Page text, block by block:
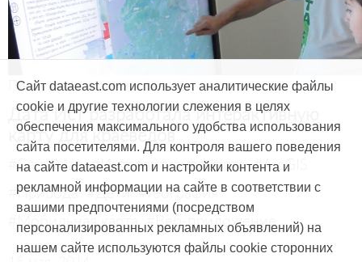
Продукты и услуги
Дата Ист разработала интерактивную
карту для краеведов
#CarryMap #Интерактивная карта #ArcGIS
#Природа #Дети #География
#Мобильная карта #Веб-приложение
Сайт dataeast.com использует аналитические файлы
cookie и другие технологии слежения в целях
обеспечения максимального удобства использования
сайта посетителями. Для контроля вашего поведения
на сайте dataeast.com и настройки контента и
рекламной информации на сайте в соответствии с
вашими предпочтениями (посредством
персонализированных рекламных объявлений) на
нашем сайте используются файлы cookie сторонних